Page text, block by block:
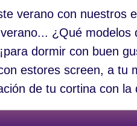
verano con nuestros
¿Qué modelos
dormir con buen
estores screen, a tu
de tu cortina con la